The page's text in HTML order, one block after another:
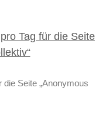
die Seite „Anonymous